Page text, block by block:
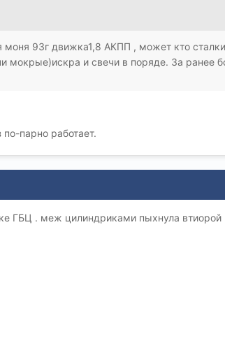
моня 93г движка1,8 АКПП , может кто
мокрые)искра и свечи в поряде. За ранее
парно работает.
ГБЦ . меж цилиндриками пыхнула втиорой